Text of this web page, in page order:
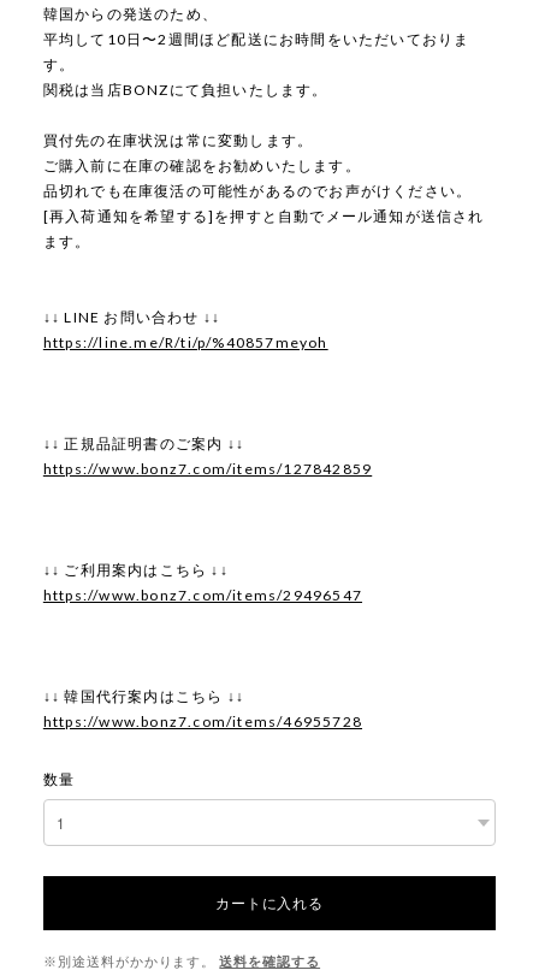
韓国からの発送のため、
平均して10日〜2週間ほど配送にお時間をいただいておりま
す。
関税は当店BONZにて負担いたします。
買付先の在庫状況は常に変動します。
ご購入前に在庫の確認をお勧めいたします。
品切れでも在庫復活の可能性があるのでお声がけください。
[再入荷通知を希望する]を押すと自動でメール通知が送信され
ます。
↓↓ LINE お問い合わせ ↓↓
https://line.me/R/ti/p/%40857meyoh
↓↓ 正規品証明書のご案内 ↓↓
https://www.bonz7.com/items/127842859
↓↓ ご利用案内はこちら ↓↓
https://www.bonz7.com/items/29496547
↓↓ 韓国代行案内はこちら ↓↓
https://www.bonz7.com/items/46955728
数量
カートに入れる
※別途送料がかかります。 送料を確認する